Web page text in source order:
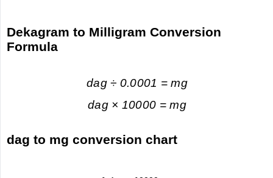
Dekagram to Milligram Conversion
Formula
dag ÷ 0.0001 = mg
dag × 10000 = mg
dag to mg conversion chart